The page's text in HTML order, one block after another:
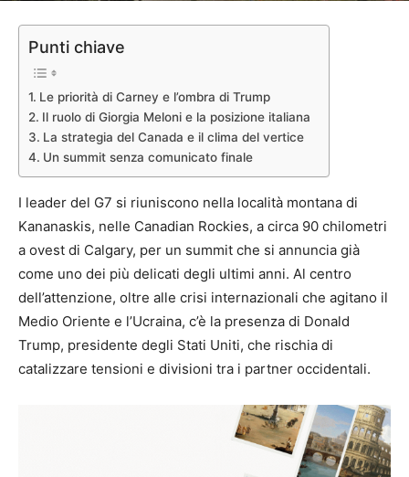
Punti chiave
Le priorità di Carney e l’ombra di Trump
Il ruolo di Giorgia Meloni e la posizione italiana
La strategia del Canada e il clima del vertice
Un summit senza comunicato finale
I leader del G7 si riuniscono nella località montana di
Kananaskis, nelle Canadian Rockies, a circa 90 chilometri
a ovest di Calgary, per un summit che si annuncia già
come uno dei più delicati degli ultimi anni. Al centro
dell’attenzione, oltre alle crisi internazionali che agitano il
Medio Oriente e l’Ucraina, c’è la presenza di Donald
Trump, presidente degli Stati Uniti, che rischia di
catalizzare tensioni e divisioni tra i partner occidentali.